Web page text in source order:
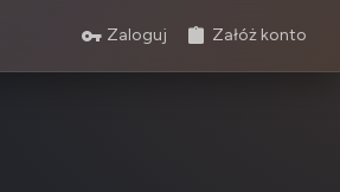
Zaloguj Załóż konto